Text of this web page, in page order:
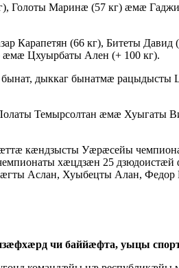
Голоты Маринæ (57 кг) æмæ
(66 кг), Битеты Давид
æмæ Цхуырбаты Ален (+ 100 кг).
дыккаг бынатмæ рацыдысты
Темырсолтан æмæ Хуыгаты
кæндзысты Уæрæсейы
хæцдзæн 25
Аслан, Хуыбецты Алан,
чи баййæфта, уыцы